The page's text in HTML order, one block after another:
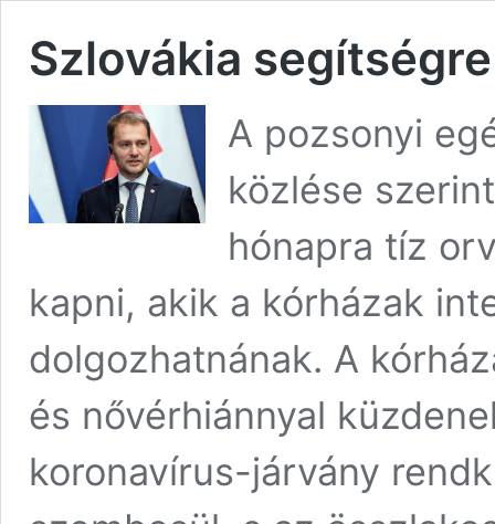
Szlovákia
A pozsonyi
közlése
hónapra tíz
kapni, akik a kórházak
dolgozhatnának. A
és nővérhiánnyal
koronavírus-járvány